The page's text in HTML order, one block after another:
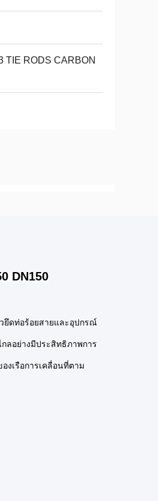
TIE RODS CARBON
DN150
ยึดท่อร้อยสายและอุปกรณ์
ลอย่างมีประสิทธิภาพการ
งเรือการเคลื่อนที่ตาม